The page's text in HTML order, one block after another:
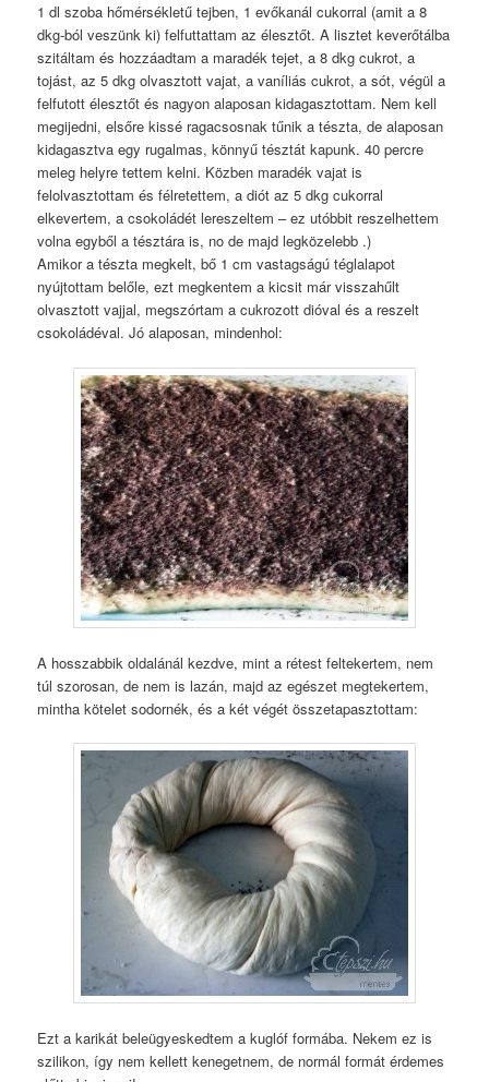
1 dl szoba hőmérsékletű tejben, 1 evőkanál cukorral (amit a 8
dkg-ból veszünk ki) felfuttattam az élesztőt. A lisztet keverőtálba
szitáltam és hozzáadtam a maradék tejet, a 8 dkg cukrot, a
tojást, az 5 dkg olvasztott vajat, a vaníliás cukrot, a sót, végül a
felfutott élesztőt és nagyon alaposan kidagasztottam. Nem kell
megijedni, elsőre kissé ragacsosnak tűnik a tészta, de alaposan
kidagasztva egy rugalmas, könnyű tésztát kapunk. 40 percre
meleg helyre tettem kelni. Közben maradék vajat is
felolvasztottam és félretettem, a diót az 5 dkg cukorral
elkevertem, a csokoládét lereszeltem – ez utóbbit reszelhettem
volna egyből a tésztára is, no de majd legközelebb .)
Amikor a tészta megkelt, bő 1 cm vastagságú téglalapot
nyújtottam belőle, ezt megkentem a kicsit már visszahűlt
olvasztott vajjal, megszórtam a cukrozott dióval és a reszelt
csokoládéval. Jó alaposan, mindenhol:
A hosszabbik oldalánál kezdve, mint a rétest feltekertem, nem
túl szorosan, de nem is lazán, majd az egészet megtekertem,
mintha kötelet sodornék, és a két végét összetapasztottam:
Ezt a karikát beleügyeskedtem a kuglóf formába. Nekem ez is
szilikon, így nem kellett kenegetnem, de normál formát érdemes